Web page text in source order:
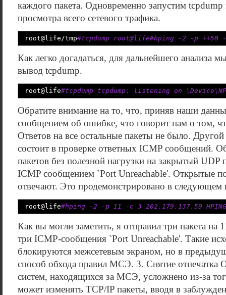
каждого пакета. Одновременно запустим
просмотра всего сетевого трафика.
root@life/tmp#tcpdump root@life#hping -2 -p ++50
Как легко догадаться, для дальнейшего анализа
вывод tcpdump.
root@life#tcpdump tcpdump: listening on
Обратите внимание на то, что, приняв наши
сообщением об ошибке, что говорит нам о том,
Ответов на все остальные пакеты не было.
состоит в проверке ответных ICMP сообщений.
пакетов без полезной нагрузки на закрытый UDP
ICMP сообщением `Port Unreachable'. Открытые
отвечают. Это продемонстрировано в следующем
root@life#hping -2 -p 11 -c 3 202.179.137.59
Как вы могли заметить, я отправил три пакета на
три ICMP-сообщения `Port Unreachable'. Такие
блокируются межсетевым экраном, но в
способ обхода правил МСЭ. 3. Снятие отпечатка
систем, находящихся за МСЭ, усложнено из-за
может изменять TCP/IP пакеты, вводя в